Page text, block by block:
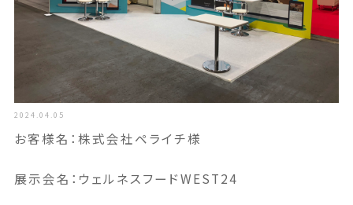
2024.04.05
お客様名：株式会社ペライチ様
展示会名：ウェルネスフードWEST24